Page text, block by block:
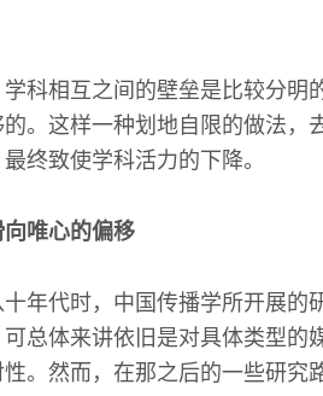
学科相互之间的壁垒是比较分
的。这样一种划地自限的做法，
终致使学科活力的下降。
唯心的偏移
十年代时，中国传播学所开展的
可总体来讲依旧是对具体类型的
性。然而，在那之后的一些研究